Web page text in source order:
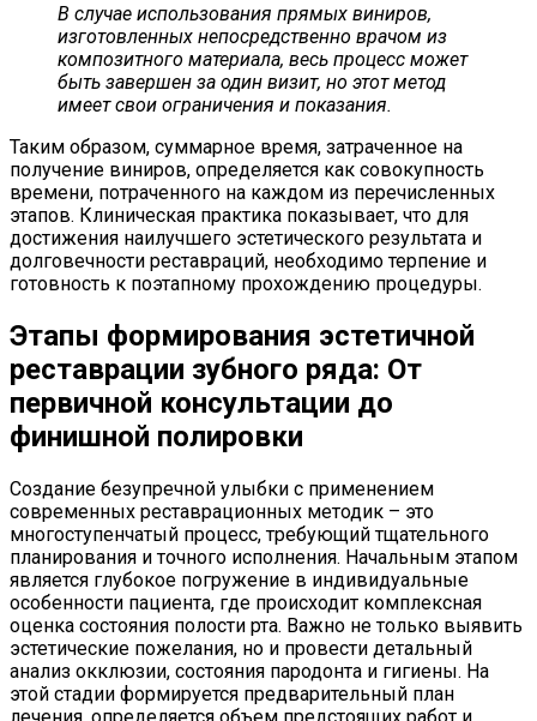
В случае использования прямых виниров,
изготовленных непосредственно врачом из
композитного материала, весь процесс может
быть завершен за один визит, но этот метод
имеет свои ограничения и показания.
Таким образом, суммарное время, затраченное на
получение виниров, определяется как совокупность
времени, потраченного на каждом из перечисленных
этапов. Клиническая практика показывает, что для
достижения наилучшего эстетического результата и
долговечности реставраций, необходимо терпение и
готовность к поэтапному прохождению процедуры.
Этапы формирования эстетичной
реставрации зубного ряда: От
первичной консультации до
финишной полировки
Создание безупречной улыбки с применением
современных реставрационных методик – это
многоступенчатый процесс, требующий тщательного
планирования и точного исполнения. Начальным этапом
является глубокое погружение в индивидуальные
особенности пациента, где происходит комплексная
оценка состояния полости рта. Важно не только выявить
эстетические пожелания, но и провести детальный
анализ окклюзии, состояния пародонта и гигиены. На
этой стадии формируется предварительный план
лечения, определяется объем предстоящих работ и